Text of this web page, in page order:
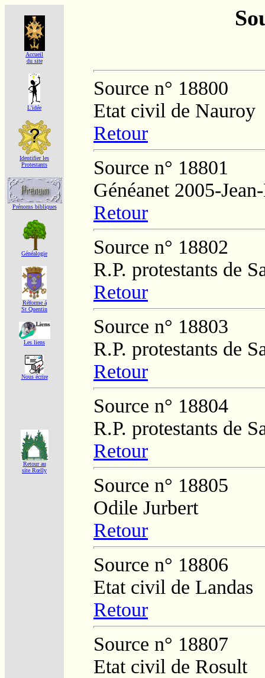
Accueil
du site
L'idée
Identifier les
Protestants
Prénoms bibliques
Généalogie
Réforme á
St Quentin
Les liens
Nous écrire
Retour au
site Rœlly
Source n° 18800
Etat civil de Nauroy
Retour
Source n° 18801
Généanet 2005-
Retour
Source n° 18802
R.P. protestants de
Retour
Source n° 18803
R.P. protestants de
Retour
Source n° 18804
R.P. protestants de
Retour
Source n° 18805
Odile Jurbert
Retour
Source n° 18806
Etat civil de Landas
Retour
Source n° 18807
Etat civil de Rosult